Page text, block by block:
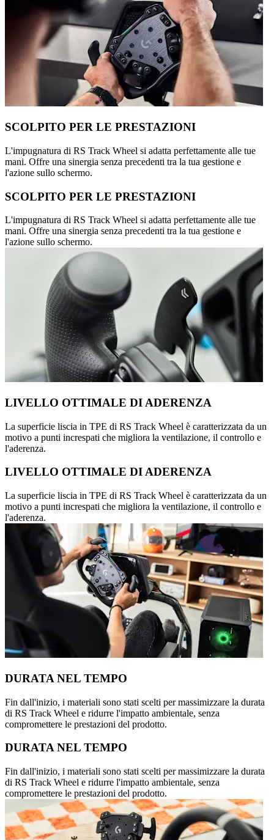
SCOLPITO PER LE PRESTAZIONI
L'impugnatura di RS Track Wheel si adatta perfettamente alle tue
mani. Offre una sinergia senza precedenti tra la tua gestione e
l'azione sullo schermo.
SCOLPITO PER LE PRESTAZIONI
L'impugnatura di RS Track Wheel si adatta perfettamente alle tue
mani. Offre una sinergia senza precedenti tra la tua gestione e
l'azione sullo schermo.
LIVELLO OTTIMALE DI ADERENZA
La superficie liscia in TPE di RS Track Wheel è caratterizzata da un
motivo a punti increspati che migliora la ventilazione, il controllo e
l'aderenza.
LIVELLO OTTIMALE DI ADERENZA
La superficie liscia in TPE di RS Track Wheel è caratterizzata da un
motivo a punti increspati che migliora la ventilazione, il controllo e
l'aderenza.
DURATA NEL TEMPO
Fin dall'inizio, i materiali sono stati scelti per massimizzare la durata
di RS Track Wheel e ridurre l'impatto ambientale, senza
compromettere le prestazioni del prodotto.
DURATA NEL TEMPO
Fin dall'inizio, i materiali sono stati scelti per massimizzare la durata
di RS Track Wheel e ridurre l'impatto ambientale, senza
compromettere le prestazioni del prodotto.